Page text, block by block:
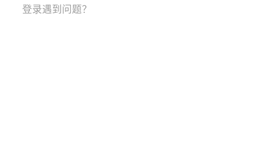
登录遇到问题？